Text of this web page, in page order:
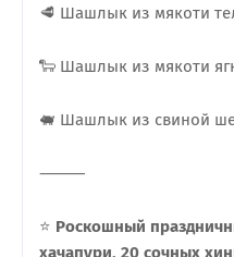
🥩 Шашлык из мякоти
🐑 Шашлык из мякоти
🐖 Шашлык из свиной
⸻
⭐ Роскошный
хачапури, 20 сочных